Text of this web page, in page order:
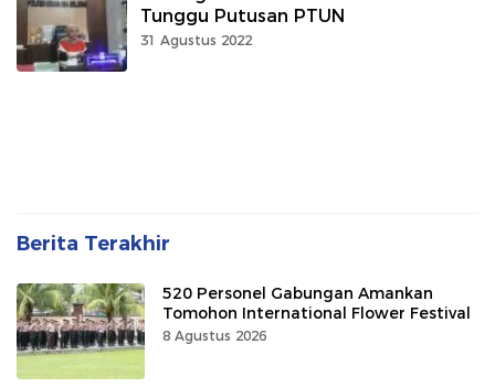
Tunggu Putusan PTUN
31 Agustus 2022
Berita Terakhir
520 Personel Gabungan Amankan
Tomohon International Flower Festival
8 Agustus 2026